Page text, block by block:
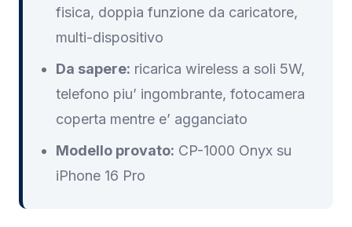
fisica, doppia funzione da caricatore,
multi-dispositivo
Da sapere: ricarica wireless a soli 5W,
telefono piu’ ingombrante, fotocamera
coperta mentre e’ agganciato
Modello provato: CP-1000 Onyx su
iPhone 16 Pro